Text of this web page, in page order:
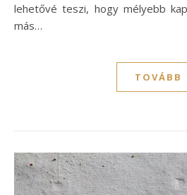
lehetővé teszi, hogy mélyebb
más…
TOVÁBB